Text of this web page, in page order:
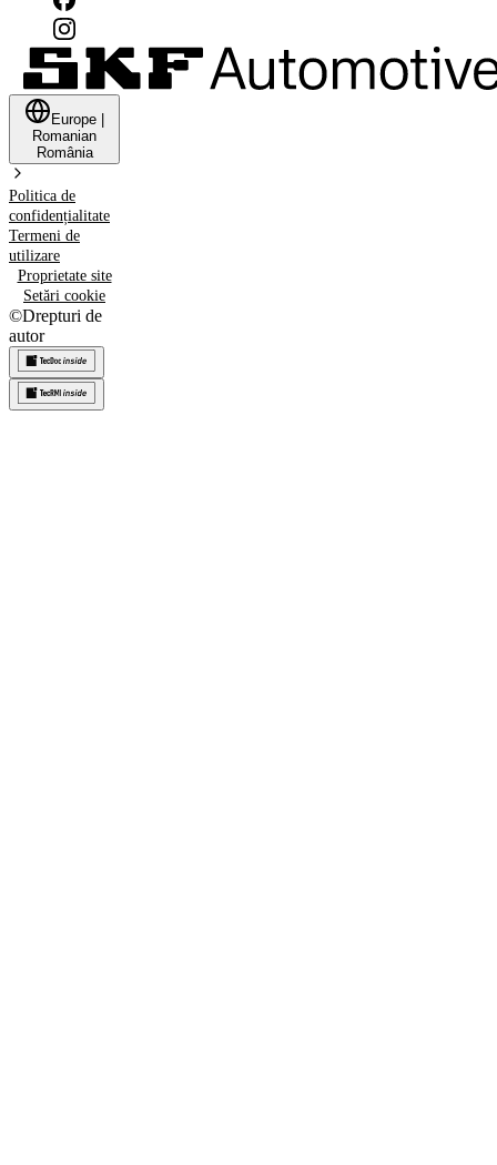
Europe
Romanian
România
Politica de
confidențialitate
Termeni de
utilizare
Proprietate site
Setări cookie
©Drepturi de
autor